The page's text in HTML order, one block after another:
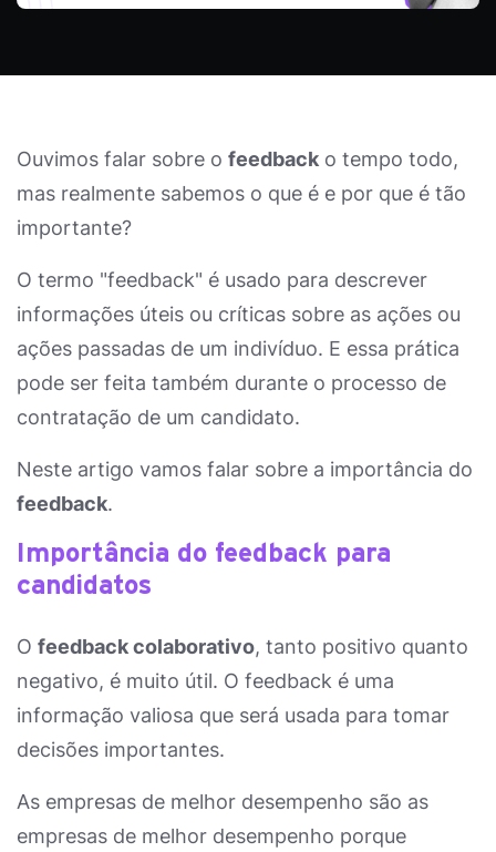
Ouvimos falar sobre o feedback o tempo todo,
mas realmente sabemos o que é e por que é tão
importante?
O termo "feedback" é usado para descrever
informações úteis ou críticas sobre as ações ou
ações passadas de um indivíduo. E essa prática
pode ser feita também durante o processo de
contratação de um candidato.
Neste artigo vamos falar sobre a importância do
feedback.
Importância do feedback para
candidatos
O feedback colaborativo, tanto positivo quanto
negativo, é muito útil. O feedback é uma
informação valiosa que será usada para tomar
decisões importantes.
As empresas de melhor desempenho são as
empresas de melhor desempenho porque